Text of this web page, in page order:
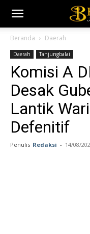
Beranda Daerah
Daerah Tanjungbalai
Komisi A
Desak
Lantik
Defenitif
Penulis Redaksi - 14/08/